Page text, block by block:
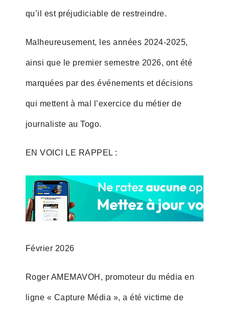
qu’il est préjudiciable de restreindre.
Malheureusement, les années 2024-2025,
ainsi que le premier semestre 2026, ont été
marquées par des événements et décisions
qui mettent à mal l’exercice du métier de
journaliste au Togo.
EN VOICI LE RAPPEL :
Février 2026
Roger AMEMAVOH, promoteur du média en
ligne « Capture Média », a été victime de